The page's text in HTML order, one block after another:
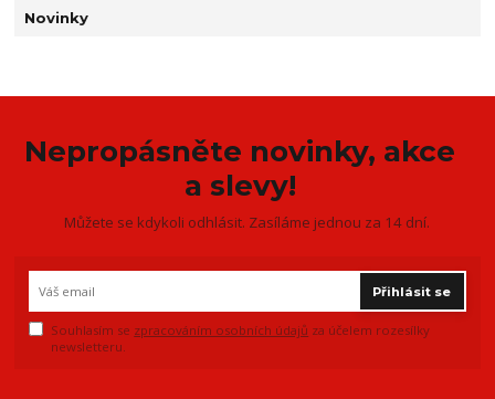
Novinky
Nepropásněte novinky, akce
a slevy!
Můžete se kdykoli odhlásit. Zasíláme jednou za 14 dní.
Přihlásit se
Souhlasím se zpracováním osobních údajů za účelem rozesílky
newsletteru.